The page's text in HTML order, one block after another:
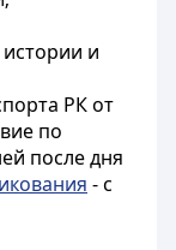
и
РК от
по
после дня
- с